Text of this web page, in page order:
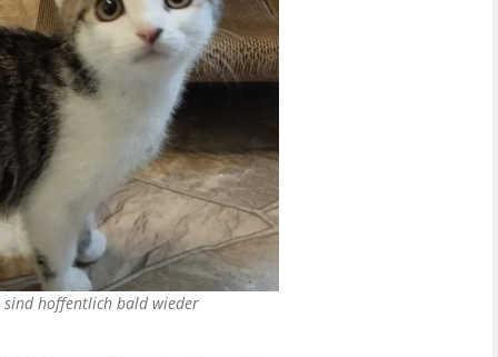
sind hoffentlich bald wieder